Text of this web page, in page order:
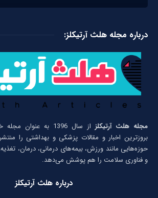
درباره مجله هلث آرتیکلز:
مجله هلث آرتیکلز
از سال 1396 به
بروزترین اخبار و مقالات پزشکی و بهداشتی را
حوزه‌هایی مانند ورزش، بیمه‌های درمانی، درمان،
و فناوری سلامت را هم پوشش می‌دهد.
درباره هلث آرتیکلز